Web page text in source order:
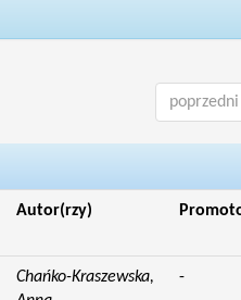
poprzedni
Autor(rzy)
Chańko-Kraszewska,
-